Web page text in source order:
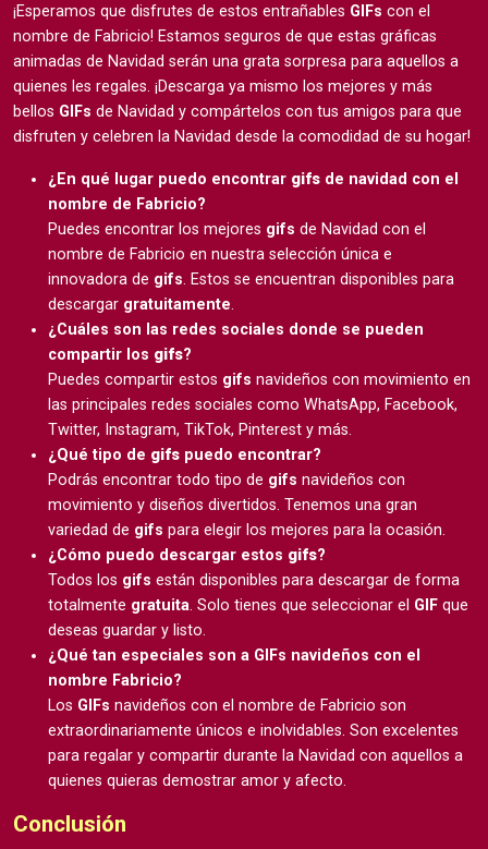
¡Esperamos que disfrutes de estos entrañables GIFs con el
nombre de Fabricio! Estamos seguros de que estas gráficas
animadas de Navidad serán una grata sorpresa para aquellos a
quienes les regales. ¡Descarga ya mismo los mejores y más
bellos GIFs de Navidad y compártelos con tus amigos para que
disfruten y celebren la Navidad desde la comodidad de su hogar!
¿En qué lugar puedo encontrar gifs de navidad con el
nombre de Fabricio?
Puedes encontrar los mejores gifs de Navidad con el
nombre de Fabricio en nuestra selección única e
innovadora de gifs. Estos se encuentran disponibles para
descargar gratuitamente.
¿Cuáles son las redes sociales donde se pueden
compartir los gifs?
Puedes compartir estos gifs navideños con movimiento en
las principales redes sociales como WhatsApp, Facebook,
Twitter, Instagram, TikTok, Pinterest y más.
¿Qué tipo de gifs puedo encontrar?
Podrás encontrar todo tipo de gifs navideños con
movimiento y diseños divertidos. Tenemos una gran
variedad de gifs para elegir los mejores para la ocasión.
¿Cómo puedo descargar estos gifs?
Todos los gifs están disponibles para descargar de forma
totalmente gratuita. Solo tienes que seleccionar el GIF que
deseas guardar y listo.
¿Qué tan especiales son a GIFs navideños con el
nombre Fabricio?
Los GIFs navideños con el nombre de Fabricio son
extraordinariamente únicos e inolvidables. Son excelentes
para regalar y compartir durante la Navidad con aquellos a
quienes quieras demostrar amor y afecto.
Conclusión